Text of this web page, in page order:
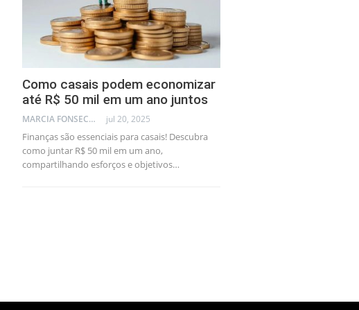
Como casais podem economizar
até R$ 50 mil em um ano juntos
MARCIA FONSECA - FINANCIAL CONSULTANT jul 20, 2025
Finanças são essenciais para casais! Descubra
como juntar R$ 50 mil em um ano,
compartilhando esforços e objetivos…